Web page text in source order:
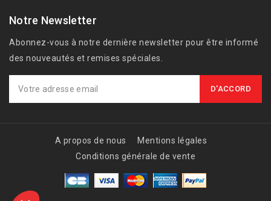
Notre Newsletter
Abonnez-vous à notre dernière newsletter pour être informé
des nouveautés et remises spéciales.
A propos de nous
Mentions légales
Conditions générale de vente